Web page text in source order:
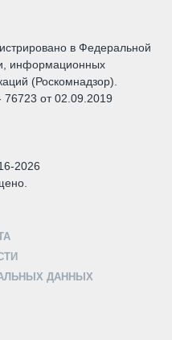
в Федеральной
информационных
(Роскомнадзор).
от 02.09.2019
2026
ДАННЫХ